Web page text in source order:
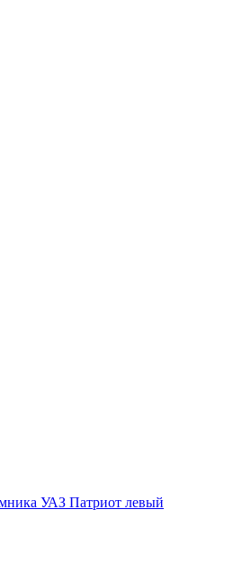
УАЗ Патриот левый